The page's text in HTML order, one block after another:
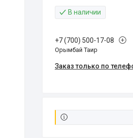
В наличии
+7 (700) 500-17-08
Орымбай Таир
Заказ только по